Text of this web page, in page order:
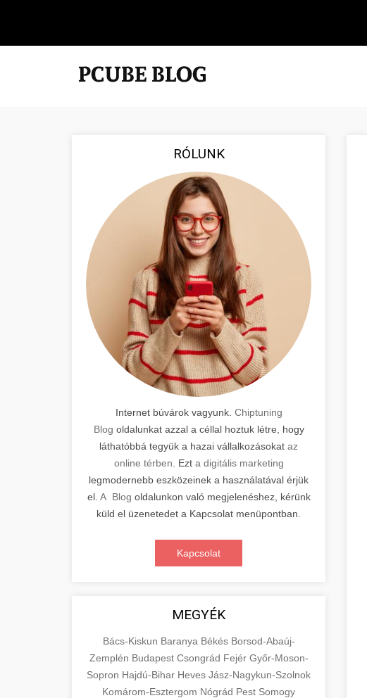
RÓLUNK
Internet búvárok vagyunk. Chiptuning
Blog oldalunkat azzal a céllal hoztuk létre, hogy
láthatóbbá tegyük a hazai vállalkozásokat az
online térben . Ezt a digitális marketing
legmodernebb eszközeinek a használatával érjük
el. A Blog oldalunkon való megjelenéshez, kérünk
küld el üzenetedet a Kapcsolat menüpontban.
Kapcsolat
MEGYÉK
Bács-Kiskun Baranya Békés Borsod-Abaúj-
Zemplén Budapest Csongrád Fejér Győr-Moson-
Sopron Hajdú-Bihar Heves Jász-Nagykun-Szolnok
Komárom-Esztergom Nógrád Pest Somogy